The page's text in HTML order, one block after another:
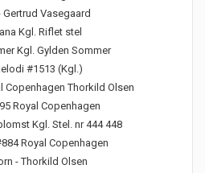
Gertrud Vasegaard
Kgl. Riflet stel
Kgl. Gylden Sommer
#1513 (Kgl.)
Copenhagen Thorkild Olsen
Royal Copenhagen
Kgl. Stel. nr 444 448
Royal Copenhagen
- Thorkild Olsen